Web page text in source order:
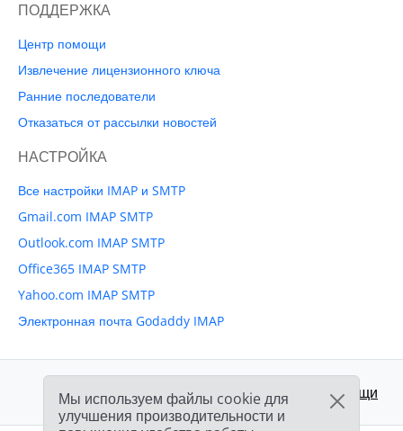
ПОДДЕРЖКА
Центр помощи
Извлечение лицензионного ключа
Ранние последователи
Отказаться от рассылки новостей
НАСТРОЙКА
Все настройки IMAP и SMTP
Gmail.com IMAP SMTP
Outlook.com IMAP SMTP
Office365 IMAP SMTP
Yahoo.com IMAP SMTP
Электронная почта Godaddy IMAP
Поддержка:Центр помощи
Мы используем файлы cookie для
улучшения производительности и